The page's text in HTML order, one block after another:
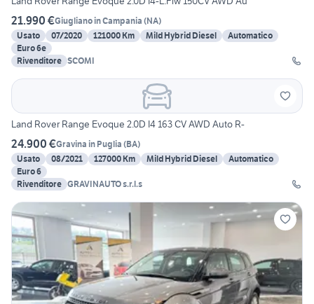
21.990 €Giugliano in Campania (NA)
Usato
07/2020 121000 Km Mild Hybrid Diesel
Automatico
Euro 6e
Rivenditore SCOMI
Land Rover Range Evoque 2.0D I4 163 CV AWD Auto R-
24.900 €Gravina in Puglia (BA)
Usato
08/2021 127000 Km Mild Hybrid Diesel
Automatico
Euro 6
Rivenditore GRAVINAUTO s.r.l.s